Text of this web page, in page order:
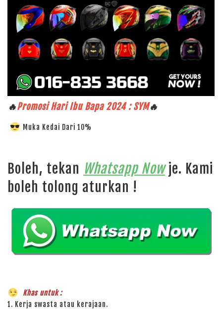
🔥Promosi Hari Ibu Bapa 2024 : SYM🔥
Muka Kedai Dari 10%
Boleh, tekan Whatsapp Nowje. Kami
boleh tolong aturkan !
Khas untuk :
1. Kerja swasta atau kerajaan.